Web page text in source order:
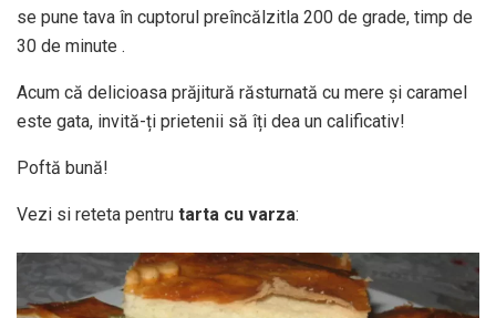
se pune tava în cuptorul preîncălzitla 200 de grade, timp de
30 de minute .
Acum că delicioasa prăjitură răsturnată cu mere şi caramel
este gata, invită-ți prietenii să îți dea un calificativ!
Poftă bună!
Vezi si reteta pentru tarta cu varza: